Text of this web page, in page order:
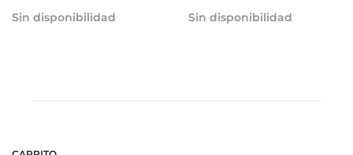
Sin disponibilidad Sin disponibilidad